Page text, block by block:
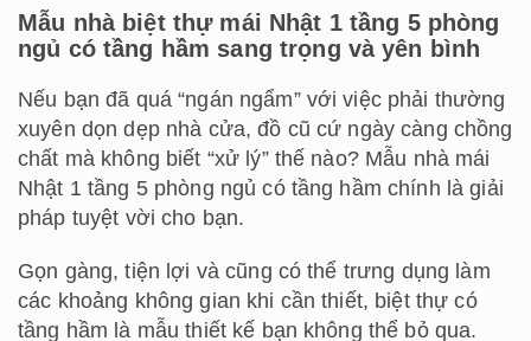
Mẫu nhà biệt thự mái Nhật 1 tầng 5 phòng
ngủ có tầng hầm sang trọng và yên bình
Nếu bạn đã quá “ngán ngẩm” với việc phải thường
xuyên dọn dẹp nhà cửa, đồ cũ cứ ngày càng chồng
chất mà không biết “xử lý” thế nào? Mẫu nhà mái
Nhật 1 tầng 5 phòng ngủ có tầng hầm chính là giải
pháp tuyệt vời cho bạn.
Gọn gàng, tiện lợi và cũng có thể trưng dụng làm
các khoảng không gian khi cần thiết, biệt thự có
tầng hầm là mẫu thiết kế bạn không thể bỏ qua.